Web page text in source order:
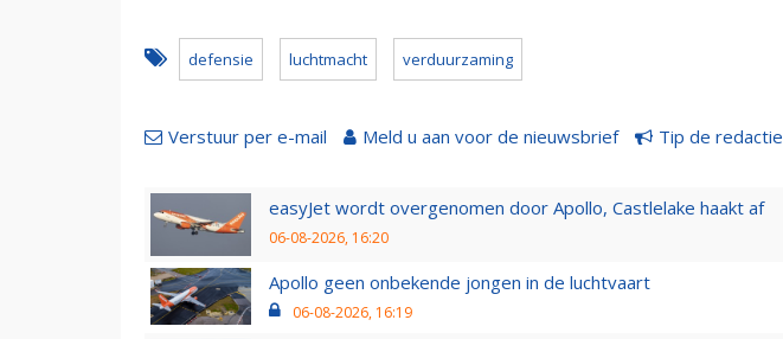
defensie luchtmacht verduurzaming
Verstuur per e-mail Meld u aan voor de nieuwsbrief Tip de redactie
easyJet wordt overgenomen door Apollo, Castlelake haakt af
06-08-2026, 16:20
Apollo geen onbekende jongen in de luchtvaart
06-08-2026, 16:19